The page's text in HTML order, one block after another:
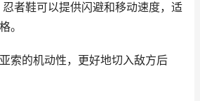
者鞋可以提供闪避和移动速度，适
。
索的机动性，更好地切入敌方后